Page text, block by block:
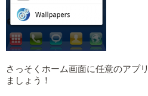
さっそくホーム画面に任意のアプ
ましょう！